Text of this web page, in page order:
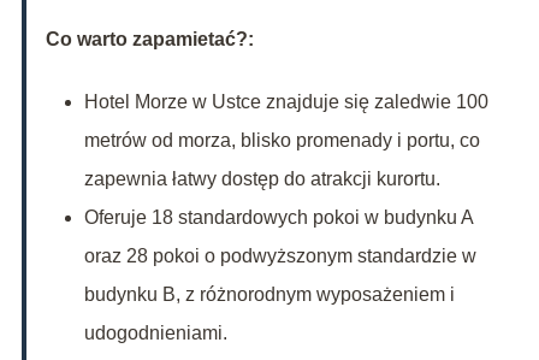
Co warto zapamietać?:
Hotel Morze w Ustce znajduje się zaledwie 100
metrów od morza, blisko promenady i portu, co
zapewnia łatwy dostęp do atrakcji kurortu.
Oferuje 18 standardowych pokoi w budynku A
oraz 28 pokoi o podwyższonym standardzie w
budynku B, z różnorodnym wyposażeniem i
udogodnieniami.